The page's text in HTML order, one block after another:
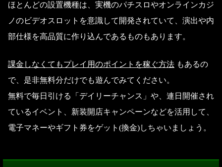
ほとんどの設置機種は、実機のパチスロやオンラインカジ
ノのビデオスロットを意識して開発されていて、演出や内
部仕様を高品質に作り込んであるものもあります。
課金しなくてもプレイ用のポイントを稼ぐ方法 もあるの
で、是非無料分だけでも遊んでみてください。
無料で毎日引ける「デイリーチャンス」や、連日開催され
ているイベント、新装開店キャンペーンなどを活用して、
電子マネーやギフト券をゲット(換金)しちゃいましょう。